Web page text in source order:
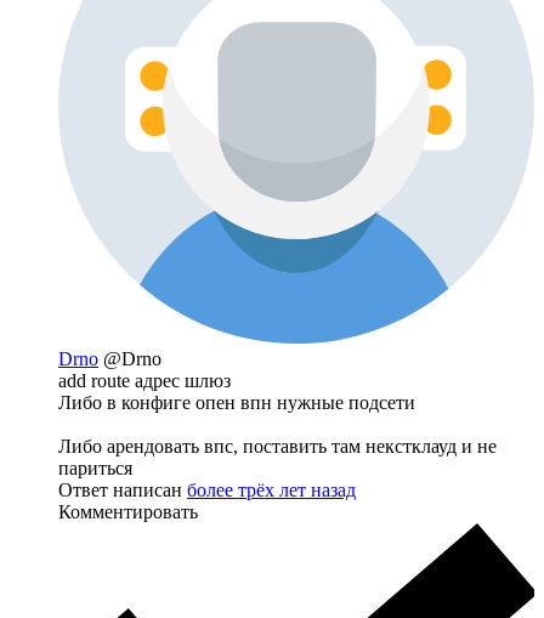
Drno @Drno
add route адрес шлюз
Либо в конфиге опен впн нужные подсети
Либо арендовать впс, поставить там некстклауд и не
париться
Ответ написан более трёх лет назад
Комментировать